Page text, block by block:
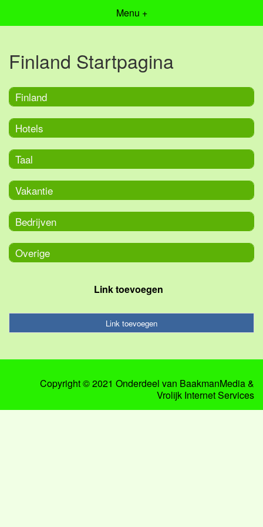
Menu +
Finland Startpagina
Finland
Hotels
Taal
Vakantie
Bedrijven
Overige
Link toevoegen
Link toevoegen
Copyright © 2021 Onderdeel van BaakmanMedia&
Vrolijk Internet Services